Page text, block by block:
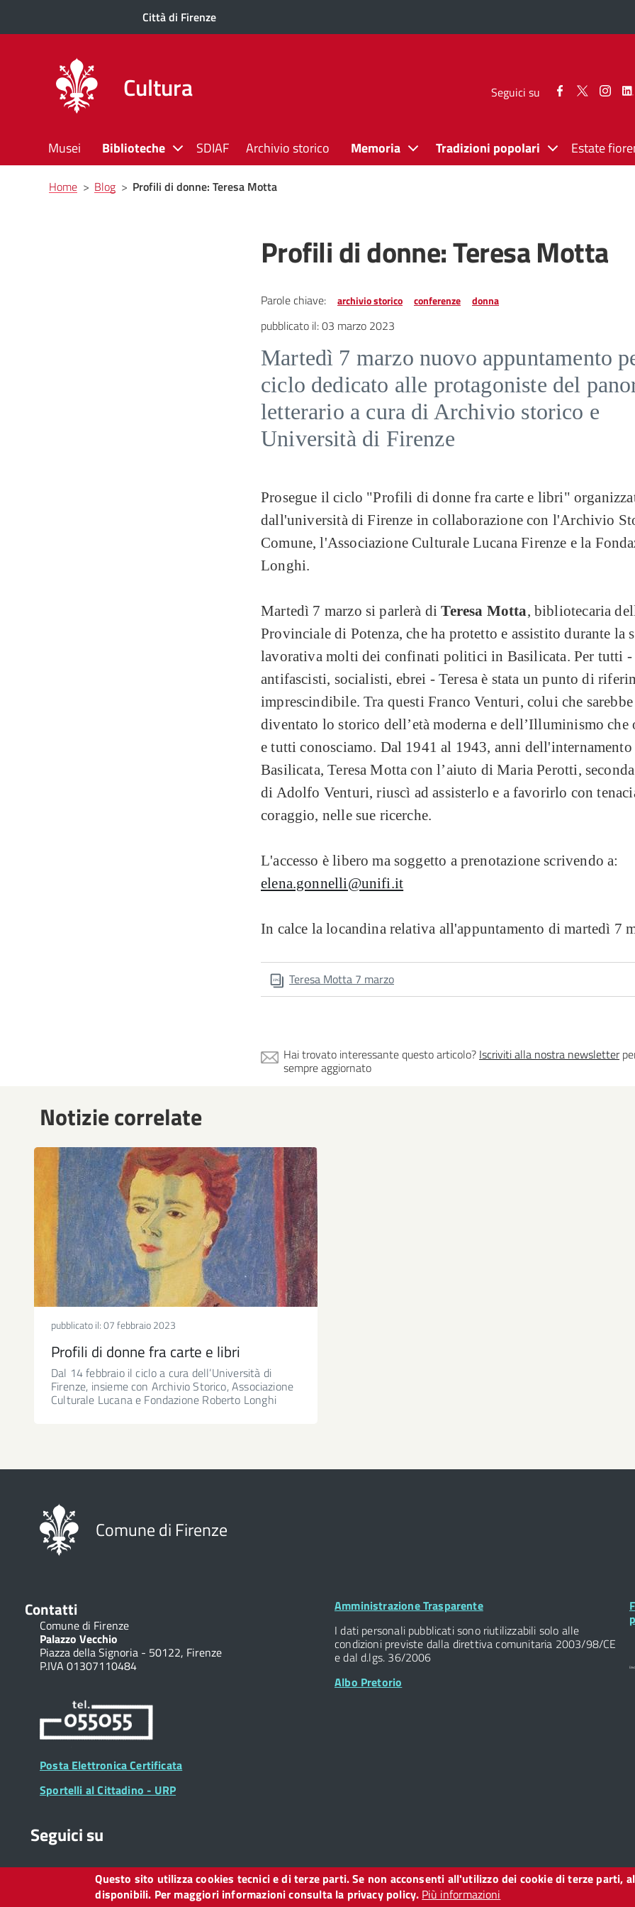
Città di Firenze
Cultura Seguici su
Seguici Seguici
Musei Biblioteche SDIAF Archivio storico Memoria Tradizioni popolari Estate
Briciole
di
Home> Blog> Profili di donne: Teresa Motta
Profili di donne: Teresa Motta
Parole chiave: archivio storico conferenze donna
pubblicato il:03 marzo 2023
Martedì 7 marzo nuovo appuntamento
ciclo dedicato alle protagoniste del
letterario a cura di Archivio storico e
Università di Firenze
Prosegue il ciclo "Profili di donne fra carte e libri"
dall'università di Firenze in collaborazione con l'Archivio
Comune, l'Associazione Culturale Lucana Firenze e la
Longhi.
Martedì 7 marzo si parlerà diTeresa Motta, bibliotecaria
Provinciale di Potenza, che ha protetto e assistito durante la
lavorativa molti dei confinati politici in Basilicata. Per tutti -
antifascisti, socialisti, ebrei - Teresa è stata un punto di
imprescindibile. Tra questi Franco Venturi, colui che sarebbe
diventato lo storico dell’età moderna e dell’Illuminismo che
e tutti conosciamo. Dal 1941 al 1943, anni
Basilicata, Teresa Motta con l’aiuto di Maria Perotti,
di Adolfo Venturi, riuscì ad assisterlo e a favorirlo con
coraggio, nelle sue ricerche.
L'accesso è libero ma soggetto a prenotazione scrivendo a:
elena.gonnelli@unifi.it
In calce la locandina relativa all'appuntamento di martedì 7
Teresa Motta 7 marzo
Hai trovato interessante questo articolo? Iscriviti alla nostra newsletter
sempre aggiornato
Notizie correlate
pubblicato il:07 febbraio 2023
Profili di donne fra carte e libri
Dal 14 febbraio il ciclo a cura dell’Università di
Firenze, insieme con Archivio Storico, Associazione
Culturale Lucana e Fondazione Roberto Longhi
Comune di Firenze
Contatti
Comune di Firenze
Palazzo Vecchio
Piazza della Signoria - 50122, Firenze
P.IVA 01307110484
Posta Elettronica Certificata
Sportelli al Cittadino - URP
Footer
Amministrazione Trasparente
I dati personali pubblicati sono riutilizzabili solo alle
condizioni previste dalla direttiva comunitaria 2003/98/CE
e dal d.lgs. 36/2006
Albo Pretorio
Seguici su
Collegamento
Collegamento
a
Collegamento
a
Collegamento
a
Collegamento
a
Collegamento
a
Collegamento
a
Questo sito utilizza cookies tecnici e di terze parti. Se non acconsenti all'utilizzo dei cookie di terze parti,
disponibili. Per maggiori informazioni consulta la privacy policy. Più informazioni